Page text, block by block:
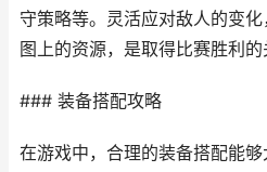
守策略等。灵活应对敌人的变
图上的资源，是取得比赛胜利的
### 装备搭配攻略
在游戏中，合理的装备搭配能